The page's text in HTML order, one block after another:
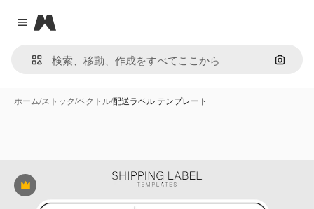
Close menu
Magnific
画像で
ホーム/ストック/ベクトル/配送ラベル テンプレート
Premium